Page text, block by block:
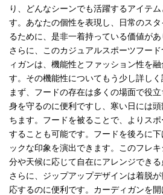
り、どんなシーンでも活躍するアイテ
す。あなたの個性を表現し、日常のス
るために、是非一着持っている価値があ
さらに、このカジュアルスポーツフー
ィガンは、機能性とファッション性を
す。その機能性についてもう少し詳しく
まず、フードの存在は多くの場面で役
身を守るのに便利ですし、寒い日には
ちます。フードを被ることで、よりス
することも可能です。フードを後ろに
ックな印象を演出できます。このフレ
分や天候に応じて自在にアレンジできる
さらに、ジップアップデザインは着脱
応するのに便利です。カーディガンを